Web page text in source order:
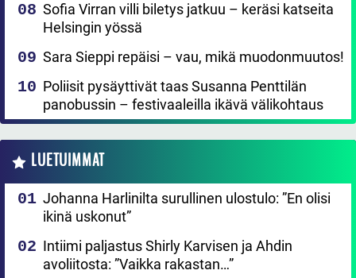
Sofia Virran villi biletys jatkuu – keräsi katseita
Helsingin yössä
Sara Sieppi repäisi – vau, mikä muodonmuutos!
Poliisit pysäyttivät taas Susanna Penttilän
panobussin – festivaaleilla ikävä välikohtaus
LUETUIMMAT
Johanna Harlinilta surullinen ulostulo: ”En olisi
ikinä uskonut”
Intiimi paljastus Shirly Karvisen ja Ahdin
avoliitosta: ”Vaikka rakastan…”